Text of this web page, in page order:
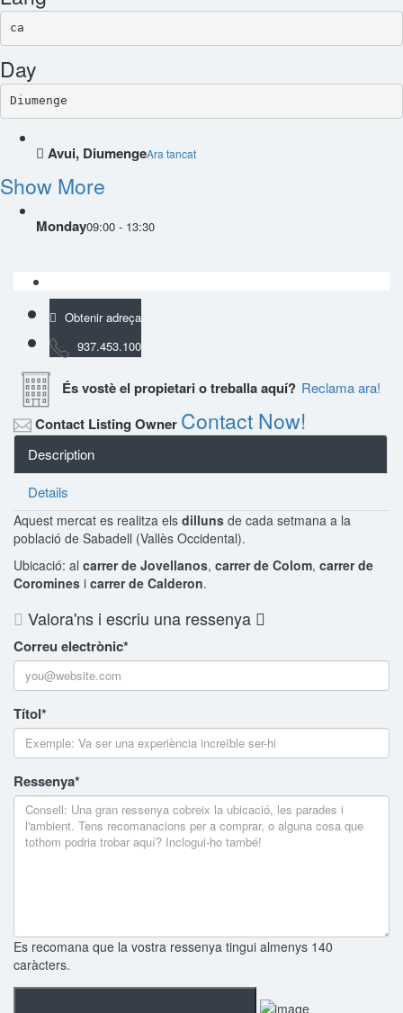
ca
Day
Diumenge
Avui, DiumengeAra tancat
Show More
Monday09:00 - 13:30
Obtenir adreça
937.453.100
És vostè el propietari o treballa aquí? Reclama ara!
Contact Listing Owner Contact Now!
Description
Details
Aquest mercat es realitza els dilluns de cada setmana a la
població de Sabadell (Vallès Occidental).
Ubicació: al carrer de Jovellanos, carrer de Colom, carrer de
Coromines i carrer de Calderon.
Valora'ns i escriu una ressenya
Correu electrònic*
Títol*
Ressenya*
Es recomana que la vostra ressenya tingui almenys 140
caràcters.